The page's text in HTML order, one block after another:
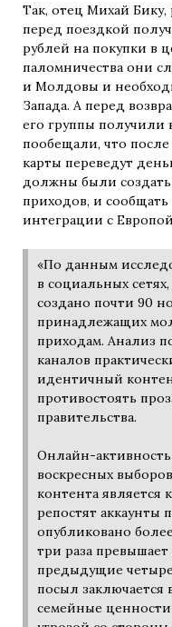
Так, отец Михай Бику,
перед поездкой
рублей на покупки в
паломничества они
и Молдовы и
Запада. А перед
его группы получили
пообещали, что
карты переведут
должны были создать
приходов, и сообщать
интеграции с
«По данным
в социальных
создано почти 90
принадлежащих
приходам. Анализ
каналов
идентичный
противостоять
правительства.
Онлайн-
воскресных
контента является
репостят аккаунты
опубликовано
три раза
предыдущие
посыл
семейные